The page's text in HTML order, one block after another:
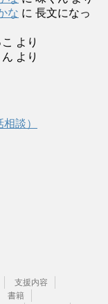
な に 長文になっ
より
より
談）
支援内容
書籍